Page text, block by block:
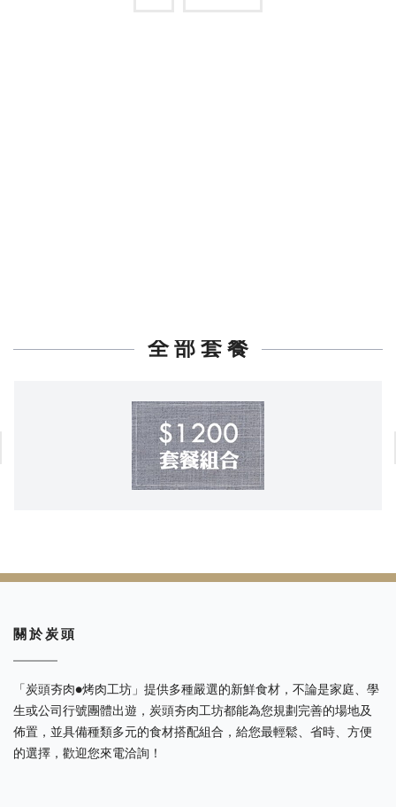
全 部 套 餐
關 於 炭 頭
「炭頭夯肉●烤肉工坊」提供多種嚴選的新鮮食材，不論是家庭、學
生或公司行號團體出遊，炭頭夯肉工坊都能為您規劃完善的場地及
佈置，並具備種類多元的食材搭配組合，給您最輕鬆、省時、方便
的選擇，歡迎您來電洽詢！